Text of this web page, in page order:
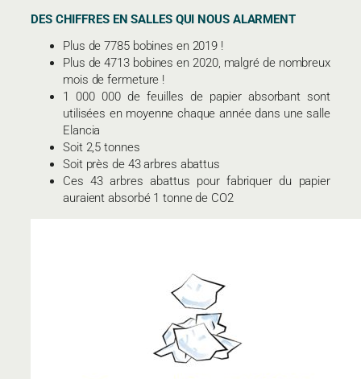
DES CHIFFRES EN SALLES QUI NOUS ALARMENT
Plus de 7785 bobines en 2019 !
Plus de 4713 bobines en 2020, malgré de nombreux
mois de fermeture !
1 000 000 de feuilles de papier absorbant sont
utilisées en moyenne chaque année dans une salle
Elancia
Soit 2,5 tonnes
Soit près de 43 arbres abattus
Ces 43 arbres abattus pour fabriquer du papier
auraient absorbé 1 tonne de CO2